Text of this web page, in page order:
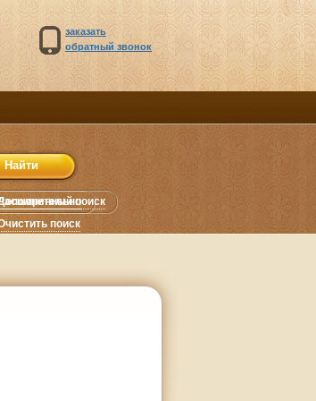
заказать
обратный звонок
поиск
поиск